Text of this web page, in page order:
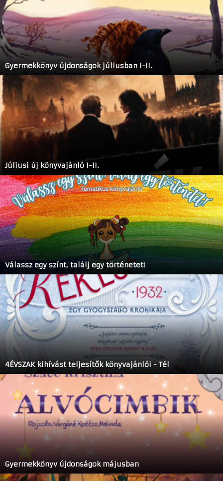
Gyermekkönyv újdonságok júliusban I-II.
Júliusi új könyvajánló I-II.
Válassz egy színt, találj egy történetet!
4ÉVSZAK kihívást teljesítők könyvajánlói - Tél
Gyermekkönyv újdonságok májusban